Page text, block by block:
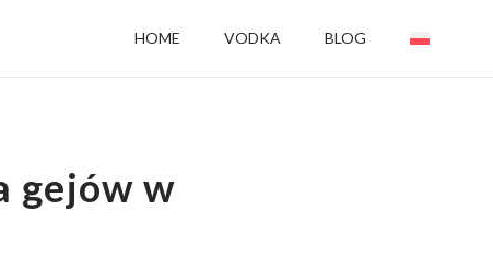
HOME VODKA BLOG
gejów w